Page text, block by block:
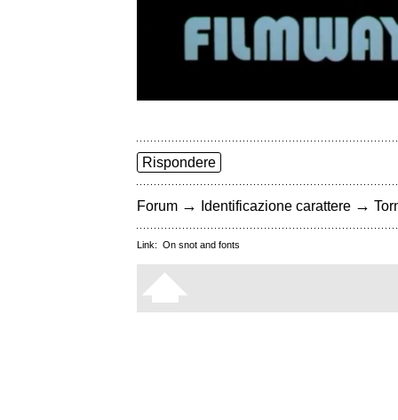
Rispondere
Forum → Identificazione carattere →
Link: On snot and fonts